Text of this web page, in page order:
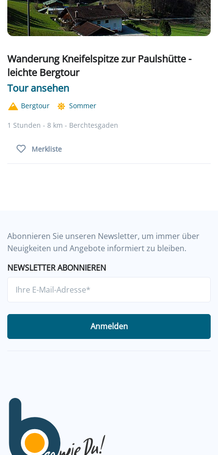
Wanderung Kneifelspitze zur Paulshütte -
leichte Bergtour
Tour ansehen
Bergtour Sommer
1 Stunden - 8 km - Berchtesgaden
Merkliste
Abonnieren Sie unseren Newsletter, um immer über
Neuigkeiten und Angebote informiert zu bleiben.
NEWSLETTER ABONNIEREN
Anmelden